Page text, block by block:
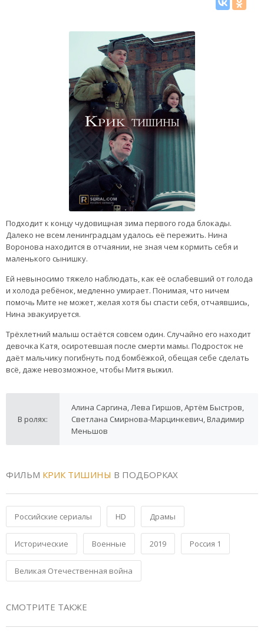
Подходит к концу чудовищная зима первого года блокады.
Далеко не всем ленинградцам удалось её пережить. Нина
Воронова находится в отчаянии, не зная чем кормить себя и
маленького сынишку.
Ей невыносимо тяжело наблюдать, как её ослабевший от голода
и холода ребёнок, медленно умирает. Понимая, что ничем
помочь Мите не может, желая хотя бы спасти себя, отчаявшись,
Нина эвакуируется.
Трёхлетний малыш остаётся совсем один. Случайно его находит
девочка Катя, осиротевшая после смерти мамы. Подросток не
даёт мальчику погибнуть под бомбёжкой, обещая себе сделать
всё, даже невозможное, чтобы Митя выжил.
В ролях:
Алина Саргина, Лева Гиршов, Артём Быстров,
Светлана Смирнова-Марцинкевич, Владимир
Меньшов
ФИЛЬМ КРИК ТИШИНЫ В ПОДБОРКАХ
Российские сериалы HD Драмы
Исторические Военные 2019 Россия 1
Великая Отечественная война
СМОТРИТЕ ТАКЖЕ